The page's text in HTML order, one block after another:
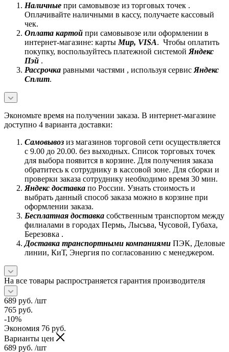
Наличные при самовывозе из торговых точек .
Оплачивайте наличными в кассу, получаете кассовый
чек.
Оплата картой при самовывозе или оформлении в
интернет-магазине: карты Mир, VISA. Чтобы оплатить
покупку, воспользуйтесь платежной системой Яндекс
Пэй .
Рассрочка равными частями , используя сервис Яндекс
Сплит.
Экономьте время на получении заказа. В интернет-магазине
доступно 4 варианта доставки:
Самовывоз из магазинов торговой сети осуществляется
с 9.00 до 20.00. без выходных. Список торговых точек
для выбора появится в корзине. Для получения заказа
обратитесь к сотруднику в кассовой зоне. Для сборки и
проверки заказа сотруднику необходимо время 30 мин.
Яндекс доставка по России. Узнать стоимость и
выбрать данный способ заказа можно в корзине при
оформлении заказа.
Бесплатная доставка собственным транспортом между
филиалами в городах Пермь, Лысьва, Чусовой, Губаха,
Березовка .
Доставка транспортными компаниями ПЭК, Деловые
линии, КиТ, Энергия по согласованию с менеджером.
На все товары распространяется гарантия производителя
689 руб. /шт
765 руб.
-10%
Экономия 76 руб.
Варианты цен
689 руб. /шт